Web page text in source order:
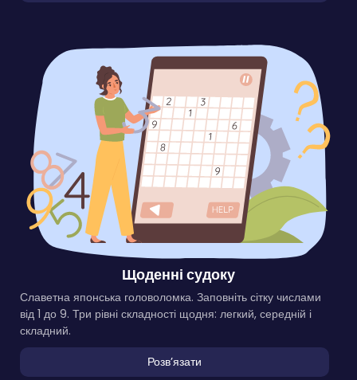
Щоденні судоку
Славетна японська головоломка. Заповніть сітку числами
від 1 до 9. Три рівні складності щодня: легкий, середній і
складний.
Розвʼязати